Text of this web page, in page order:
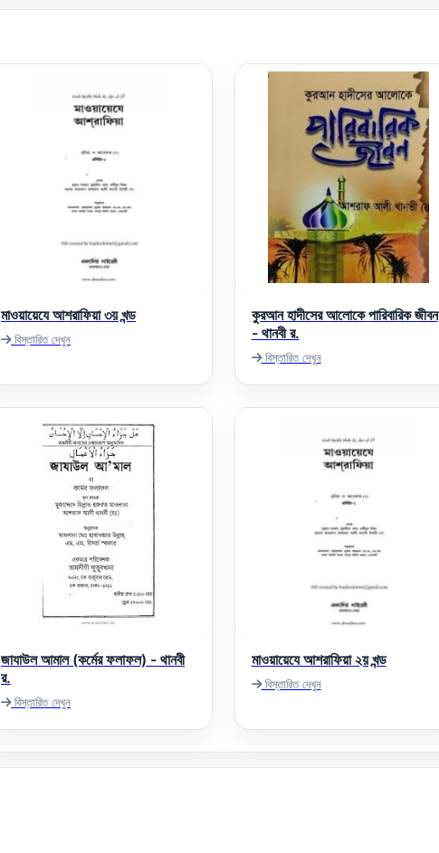
মাওয়ায়েযে আশরাফিয়া ৩য় খন্ড
বিস্তারিত দেখুন
কুরআন হাদীসের আলোকে পারিবারিক জীবন
- থানবী র.
বিস্তারিত দেখুন
জাযাউল আমাল (কর্মের ফলাফল) - থানবী
র.
বিস্তারিত দেখুন
মাওয়ায়েযে আশরাফিয়া ২য় খন্ড
বিস্তারিত দেখুন